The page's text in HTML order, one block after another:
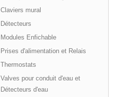
Claviers mural
Détecteurs
Modules Enfichable
Prises d'alimentation et Relais
Thermostats
Valves pour conduit d'eau et
Détecteurs d'eau